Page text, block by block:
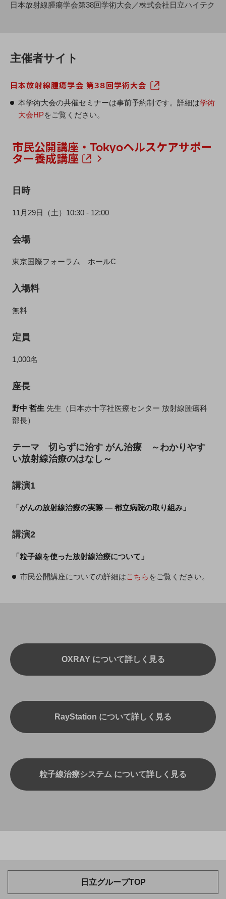
日本放射線腫瘍学会第38回学術大会／株式会社日立ハイテク
主催者サイト
日本放射線腫瘍学会 第38回学術大会
本学術大会の共催セミナーは事前予約制です。詳細は学術
大会HPをご覧ください。
市民公開講座・Tokyoヘルスケアサポー
ター養成講座
日時
11月29日（土）10:30 - 12:00
会場
東京国際フォーラム ホールC
入場料
無料
定員
1,000名
座長
野中 哲生 先生（日本赤十字社医療センター 放射線腫瘍科
部長）
テーマ 切らずに治す がん治療 ～わかりやす
い放射線治療のはなし～
講演1
「がんの放射線治療の実際 ― 都立病院の取り組み」
講演2
「粒子線を使った放射線治療について」
市民公開講座についての詳細はこちら をご覧ください。
OXRAY について詳しく見る
RayStation について詳しく見る
粒子線治療システム について詳しく見る
日立グループTOP